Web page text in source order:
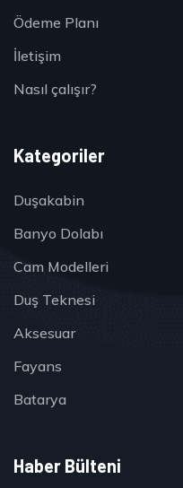
Ödeme Planı
İletişim
Nasıl çalışır?
Kategoriler
Duşakabin
Banyo Dolabı
Cam Modelleri
Duş Teknesi
Aksesuar
Fayans
Batarya
Haber Bülteni